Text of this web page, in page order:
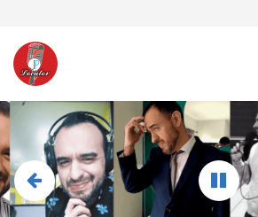
Inicio
Demo
Chavorrucadas